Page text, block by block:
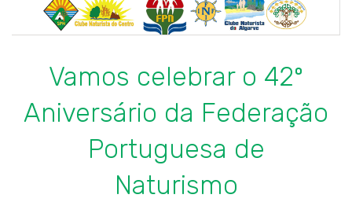
Vamos celebrar o 42º
Aniversário da Federação
Portuguesa de
Naturismo